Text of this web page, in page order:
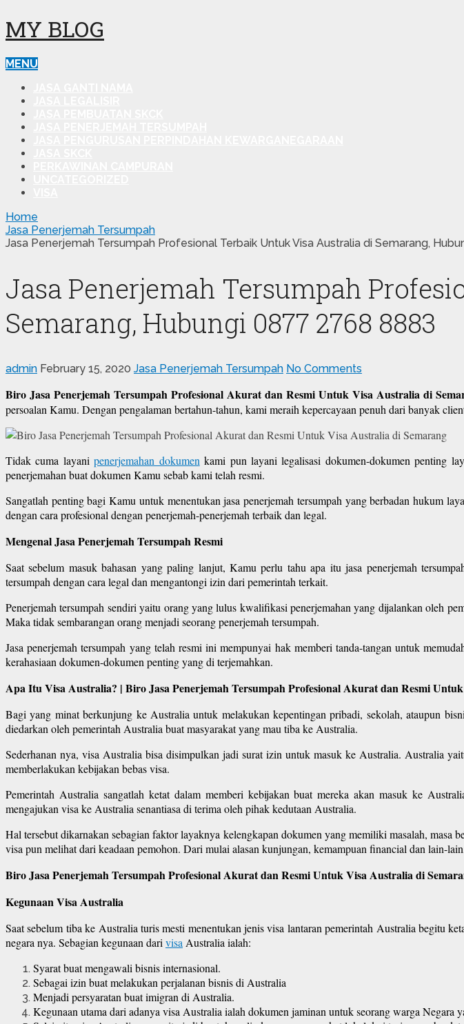
MY BLOG
MENU
Home
Jasa Penerjemah Tersumpah
Jasa Penerjemah Tersumpah Profesional Terbaik Untuk Visa Australia di Semarang,
Jasa Penerjemah Tersumpah
Semarang, Hubungi 0877 2768 8883
admin February 15, 2020 Jasa Penerjemah Tersumpah No Comments
Biro Jasa Penerjemah Tersumpah Profesional Akurat dan Resmi Untuk Visa Australia di
persoalan Kamu. Dengan pengalaman bertahun-tahun, kami meraih kepercayaan penuh dari banyak
Tidak cuma layanipenerjemahan dokumen kami pun layani legalisasi dokumen-dokumen penting
penerjemahan buat dokumen Kamu sebab kami telah resmi.
Sangatlah penting bagi Kamu untuk menentukan jasa penerjemah tersumpah yang berbadan hukum
dengan cara profesional dengan penerjemah-penerjemah terbaik dan legal.
Mengenal Jasa Penerjemah Tersumpah Resmi
Saat sebelum masuk bahasan yang paling lanjut, Kamu perlu tahu apa itu jasa penerjemah
tersumpah dengan cara legal dan mengantongi izin dari pemerintah terkait.
Penerjemah tersumpah sendiri yaitu orang yang lulus kwalifikasi penerjemahan yang dijalankan oleh
Maka tidak sembarangan orang menjadi seorang penerjemah tersumpah.
Jasa penerjemah tersumpah yang telah resmi ini mempunyai hak memberi tanda-tangan untuk
kerahasiaan dokumen-dokumen penting yang di terjemahkan.
Apa Itu Visa Australia? | Biro Jasa Penerjemah Tersumpah Profesional Akurat dan Resmi
Bagi yang minat berkunjung ke Australia untuk melakukan kepentingan pribadi, sekolah, ataupun
diedarkan oleh pemerintah Australia buat masyarakat yang mau tiba ke Australia.
Sederhanan nya, visa Australia bisa disimpulkan jadi surat izin untuk masuk ke Australia. Australia
memberlakukan kebijakan bebas visa.
Pemerintah Australia sangatlah ketat dalam memberi kebijakan buat mereka akan masuk ke
mengajukan visa ke Australia senantiasa di terima oleh pihak kedutaan Australia.
Hal tersebut dikarnakan sebagian faktor layaknya kelengkapan dokumen yang memiliki masalah,
visa pun melihat dari keadaan pemohon. Dari mulai alasan kunjungan, kemampuan financial dan lain-
Biro Jasa Penerjemah Tersumpah Profesional Akurat dan Resmi Untuk Visa Australia di
Kegunaan Visa Australia
Saat sebelum tiba ke Australia turis mesti menentukan jenis visa lantaran pemerintah Australia begitu
negara nya. Sebagian kegunaan dari visa Australia ialah:
Syarat buat mengawali bisnis internasional.
Sebagai izin buat melakukan perjalanan bisnis di Australia
Menjadi persyaratan buat imigran di Australia.
Kegunaan utama dari adanya visa Australia ialah dokumen jaminan untuk seorang warga Negara